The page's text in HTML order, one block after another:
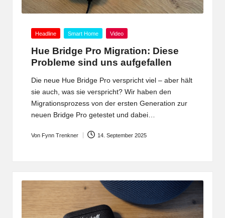
Posted
Headline Smart Home Video
Hue Bridge Pro Migration: Diese
Probleme sind uns aufgefallen
Die neue Hue Bridge Pro verspricht viel – aber hält
sie auch, was sie verspricht? Wir haben den
Migrationsprozess von der ersten Generation zur
neuen Bridge Pro getestet und dabei…
Posted
Von Fynn Trenkner 14. September 2025